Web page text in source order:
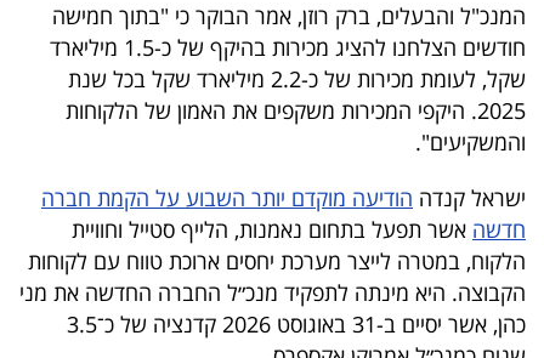
עקבו
אחרינו:
המנכ"ל והבעלים, ברק רוזן, אמר הבוקר כי "בתוך חמישה
חודשים הצלחנו להציג מכירות בהיקף של כ-1.5 מיליארד
שקל, לעומת מכירות של כ-2.2 מיליארד שקל בכל שנת
2025. היקפי המכירות משקפים את האמון של הלקוחות
והמשקיעים".
ישראל קנדה הודיעה מוקדם יותר השבוע על הקמת חברה
חדשה אשר תפעל בתחום נאמנות, הלייף סטייל וחוויית
הלקוח, במטרה לייצר מערכת יחסים ארוכת טווח עם לקוחות
הקבוצה. היא מינתה לתפקיד מנכ״ל החברה החדשה את מני
כהן, אשר יסיים ב-31 באוגוסט 2026 קדנציה של כ־3.5